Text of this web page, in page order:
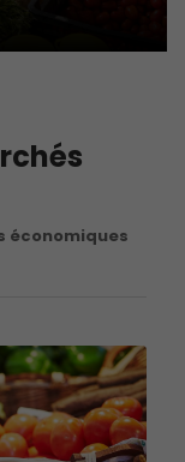
économiques